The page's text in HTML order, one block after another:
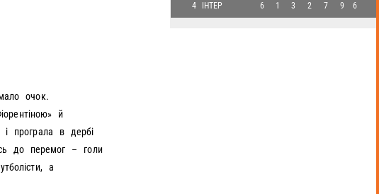
очок.
й
і програла в дербі
до перемог – голи
а
4 ІНТЕР 6 1 3 2 7 9 6